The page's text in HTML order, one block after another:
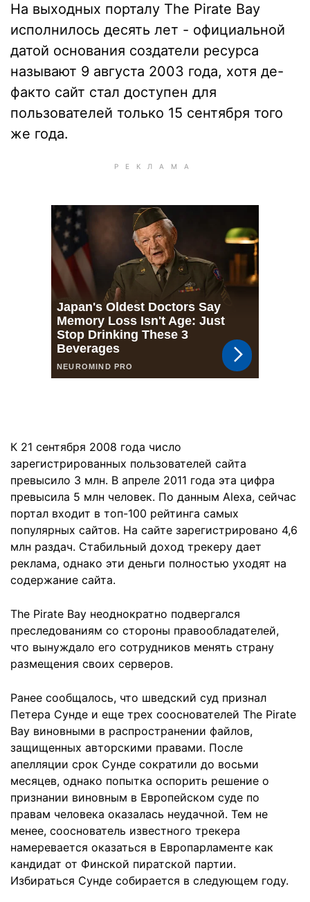
На выходных порталу The Pirate Bay
исполнилось десять лет - официальной
датой основания создатели ресурса
называют 9 августа 2003 года, хотя де-
факто сайт стал доступен для
пользователей только 15 сентября того
же года.
К 21 сентября 2008 года число
зарегистрированных пользователей сайта
превысило 3 млн. В апреле 2011 года эта цифра
превысила 5 млн человек. По данным Alexa, сейчас
портал входит в топ-100 рейтинга самых
популярных сайтов. На сайте зарегистрировано 4,6
млн раздач. Стабильный доход трекеру дает
реклама, однако эти деньги полностью уходят на
содержание сайта.
The Pirate Bay неоднократно подвергался
преследованиям со стороны правообладателей,
что вынуждало его сотрудников менять страну
размещения своих серверов.
Ранее сообщалось, что шведский суд признал
Петера Сунде и еще трех сооснователей The Pirate
Bay виновными в распространении файлов,
защищенных авторскими правами. После
апелляции срок Сунде сократили до восьми
месяцев, однако попытка оспорить решение о
признании виновным в Европейском суде по
правам человека оказалась неудачной. Тем не
менее, сооснователь известного трекера
намеревается оказаться в Европарламенте как
кандидат от Финской пиратской партии.
Избираться Сунде собирается в следующем году.